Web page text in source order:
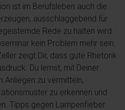
ist im Berufsleben auch die
ausschlaggebend für
Rede zu halten wird
kein Problem mehr sein.
zeigt Dir, dass gute Rhetorik
Du lernst, mit Deiner
Anliegen zu vermitteln,
zu erkennen und
Tipps gegen Lampenfieber